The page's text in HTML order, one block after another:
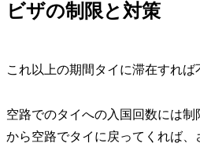
ビザの制限と対策
これ以上の期間タイに滞在すれ
空路でのタイへの入国回数には
から空路でタイに戻ってくれば、